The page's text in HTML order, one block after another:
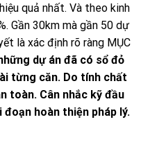
quả nhất. Và theo kinh
Gần 30km mà gần 50 dự
là xác định rõ ràng MỤC
dự án đã có sổ đỏ
từng căn. Do tính chất
toàn. Cân nhắc kỹ đầu
hoàn thiện pháp lý.